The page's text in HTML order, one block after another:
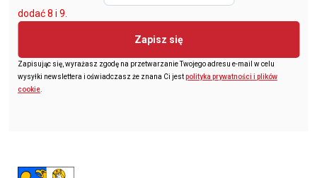
dodać 8 i 9.
Zapisz się
Zapisując się, wyrażasz zgodę na przetwarzanie Twojego adresu e-mail w celu
wysyłki newslettera i oświadczasz że znana Ci jestpolityka prywatności i plików
cookie.